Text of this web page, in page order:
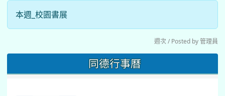
本週_校園書展
週次 / Posted by 管理員
同德行事曆